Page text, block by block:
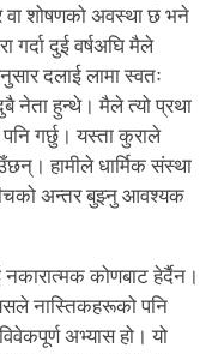
वा शोषणको अवस्था छ भने
गर्दा दुई वर्षअघि मैले
दलाई लामा स्वतः
नेता हुन्थे। मैले त्यो प्रथा
गर्छु। यस्ता कुराले
हामीले धार्मिक संस्था
अन्तर बुझ्नु आवश्यक
नकारात्मक कोणबाट हेर्दैन।
नास्तिकहरूको पनि
अभ्यास हो। यो